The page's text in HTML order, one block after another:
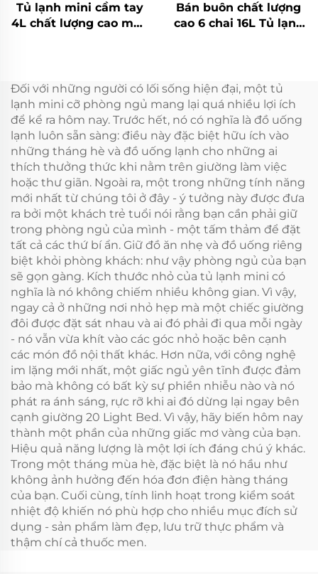
Tủ lạnh mini cầm tay
4L chất lượng cao màu
gara Tình trạng Mới
Bán buôn chất lượng
cao 6 chai 16L Tủ lạnh
Đối với những người có lối sống hiện đại, một tủ
lạnh mini cỡ phòng ngủ mang lại quá nhiều lợi ích
để kể ra hôm nay. Trước hết, nó có nghĩa là đồ uống
lạnh luôn sẵn sàng: điều này đặc biệt hữu ích vào
những tháng hè và đồ uống lạnh cho những ai
thích thưởng thức khi nằm trên giường làm việc
hoặc thư giãn. Ngoài ra, một trong những tính năng
mới nhất từ chúng tôi ở đây - ý tưởng này được đưa
ra bởi một khách trẻ tuổi nói rằng bạn cần phải giữ
trong phòng ngủ của mình - một tấm thảm để đặt
tất cả các thứ bí ẩn. Giữ đồ ăn nhẹ và đồ uống riêng
biệt khỏi phòng khách: như vậy phòng ngủ của bạn
sẽ gọn gàng. Kích thước nhỏ của tủ lạnh mini có
nghĩa là nó không chiếm nhiều không gian. Vì vậy,
ngay cả ở những nơi nhỏ hẹp mà một chiếc giường
đôi được đặt sát nhau và ai đó phải đi qua mỗi ngày
- nó vẫn vừa khít vào các góc nhỏ hoặc bên cạnh
các món đồ nội thất khác. Hơn nữa, với công nghệ
im lặng mới nhất, một giấc ngủ yên tĩnh được đảm
bảo mà không có bất kỳ sự phiền nhiễu nào và nó
phát ra ánh sáng, rực rỡ khi ai đó dừng lại ngay bên
cạnh giường 20 Light Bed. Vì vậy, hãy biến hôm nay
thành một phần của những giấc mơ vàng của bạn.
Hiệu quả năng lượng là một lợi ích đáng chú ý khác.
Trong một tháng mùa hè, đặc biệt là nó hầu như
không ảnh hưởng đến hóa đơn điện hàng tháng
của bạn. Cuối cùng, tính linh hoạt trong kiểm soát
nhiệt độ khiến nó phù hợp cho nhiều mục đích sử
dụng - sản phẩm làm đẹp, lưu trữ thực phẩm và
thậm chí cả thuốc men.